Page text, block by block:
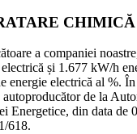
CHIMICĂ
a companiei
și 1.677 kW/h
energie electrică al %.
de la
Energetice, din data de
618.